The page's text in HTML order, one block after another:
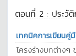
ตอนที่ 2 : ประวั
เทคนิคการเขียนคู่
โครงร่างบทต่าง